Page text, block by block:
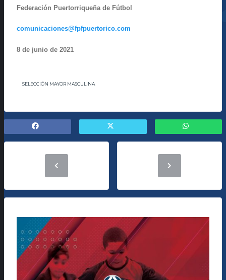
Federación Puertorriqueña de Fútbol
comunicaciones@fpfpuertorico.com
8 de junio de 2021
SELECCIÓN MAYOR MASCULINA